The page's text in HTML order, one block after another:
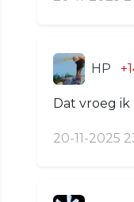
HP
Dat vroeg ik
20-11-2025